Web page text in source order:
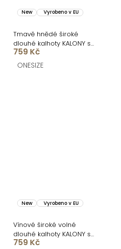
New Vyrobeno v EU
Tmavě hnědé široké
dlouhé kalhoty KALONY s
páskem
759 Kč
ONESIZE
New Vyrobeno v EU
Vínové široké volné
dlouhé kalhoty KALONY s
páskem
759 Kč